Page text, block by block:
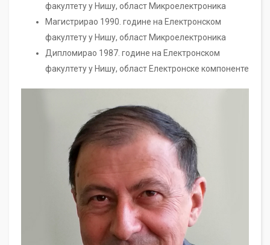
факултету у Нишу, област Микроелектроника
Магистрирао 1990. године на Електронском
факултету у Нишу, област Микроелектроника
Дипломирао 1987. године на Електронском
факултету у Нишу, област Електронске компоненте